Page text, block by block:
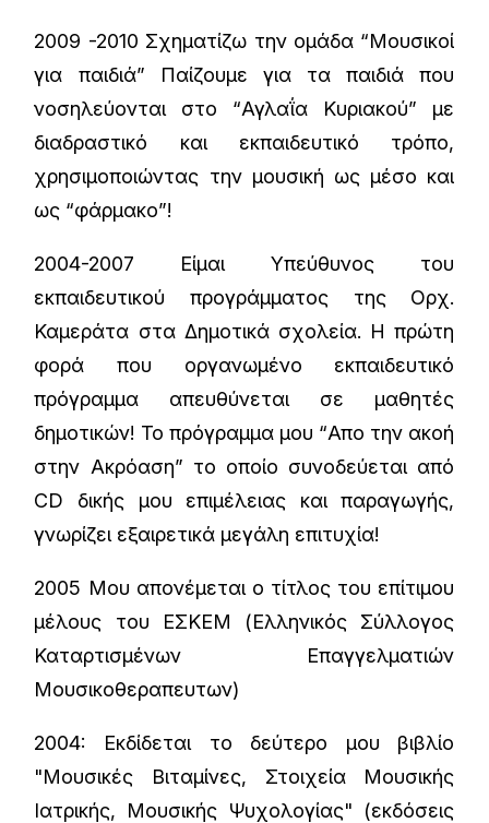
2009 -2010 Σχηματίζω την ομάδα “Μουσικοί
για παιδιά” Παίζουμε για τα παιδιά που
νοσηλεύονται στο “Αγλαΐα Κυριακού” με
διαδραστικό και εκπαιδευτικό τρόπο,
χρησιμοποιώντας την μουσική ως μέσο και
ως “φάρμακο”!
2004-2007 Είμαι Υπεύθυνος του
εκπαιδευτικού προγράμματος της Ορχ.
Καμεράτα στα Δημοτικά σχολεία. Η πρώτη
φορά που οργανωμένο εκπαιδευτικό
πρόγραμμα απευθύνεται σε μαθητές
δημοτικών! Το πρόγραμμα μου “Απο την ακοή
στην Ακρόαση” το οποίο συνοδεύεται από
CD δικής μου επιμέλειας και παραγωγής,
γνωρίζει εξαιρετικά μεγάλη επιτυχία!
2005 Μου απονέμεται ο τίτλος του επίτιμου
μέλους του ΕΣΚΕΜ (Ελληνικός Σύλλογος
Καταρτισμένων Επαγγελματιών
Μουσικοθεραπευτων)
2004: Εκδίδεται το δεύτερο μου βιβλίο
"Μουσικές Βιταμίνες, Στοιχεία Μουσικής
Ιατρικής, Μουσικής Ψυχολογίας" (εκδόσεις